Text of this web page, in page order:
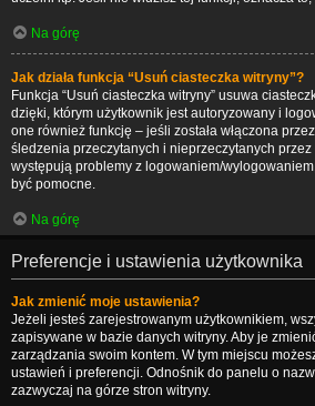
Na górę
Jak działa funkcja “Usuń ciasteczka witryny”?
Funkcja “Usuń ciasteczka witryny” usuwa
dzięki, którym użytkownik jest autoryzowany i
one również funkcję – jeśli została włączona
śledzenia przeczytanych i nieprzeczytanych
występują problemy z logowaniem/
być pomocne.
Na górę
Preferencje i ustawienia użytkownika
Jak zmienić moje ustawienia?
Jeżeli jesteś zarejestrowanym użytkownikiem,
zapisywane w bazie danych witryny. Aby je
zarządzania swoim kontem. W tym miejscu
ustawień i preferencji. Odnośnik do panelu o
zazwyczaj na górze stron witryny.